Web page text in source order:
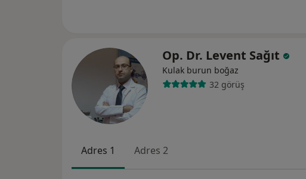
Op. Dr. Levent Sağıt
Kulak burun boğaz
32 görüş
Adres 1 Adres 2